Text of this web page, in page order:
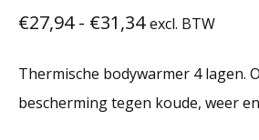
€27,94 - €31,34Prijsklasse:
tot
excl. BTW
Thermische bodywarmer 4 lagen.
bescherming tegen koude, weer